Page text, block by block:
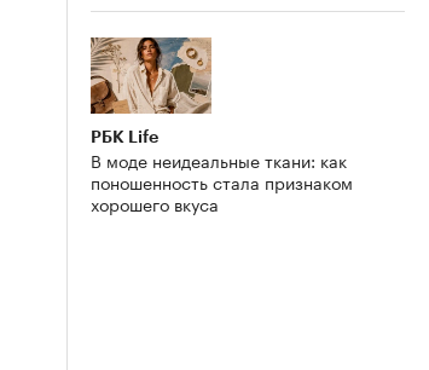
РБК Life
В моде неидеальные ткани: как
поношенность стала признаком
хорошего вкуса